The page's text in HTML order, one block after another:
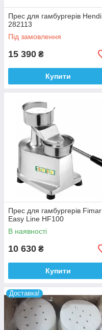
Прес для гамбургерів Hendi
282113
Під замовлення
15 390 ₴
Купити
Прес для гамбургерів Fimar
Easy Line HF100
В наявності
10 630 ₴
Купити
Доставка!